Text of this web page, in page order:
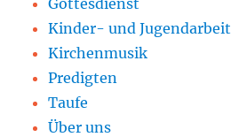
Kinder- und Jugendarbeit
Kirchenmusik
Predigten
Taufe
Über uns